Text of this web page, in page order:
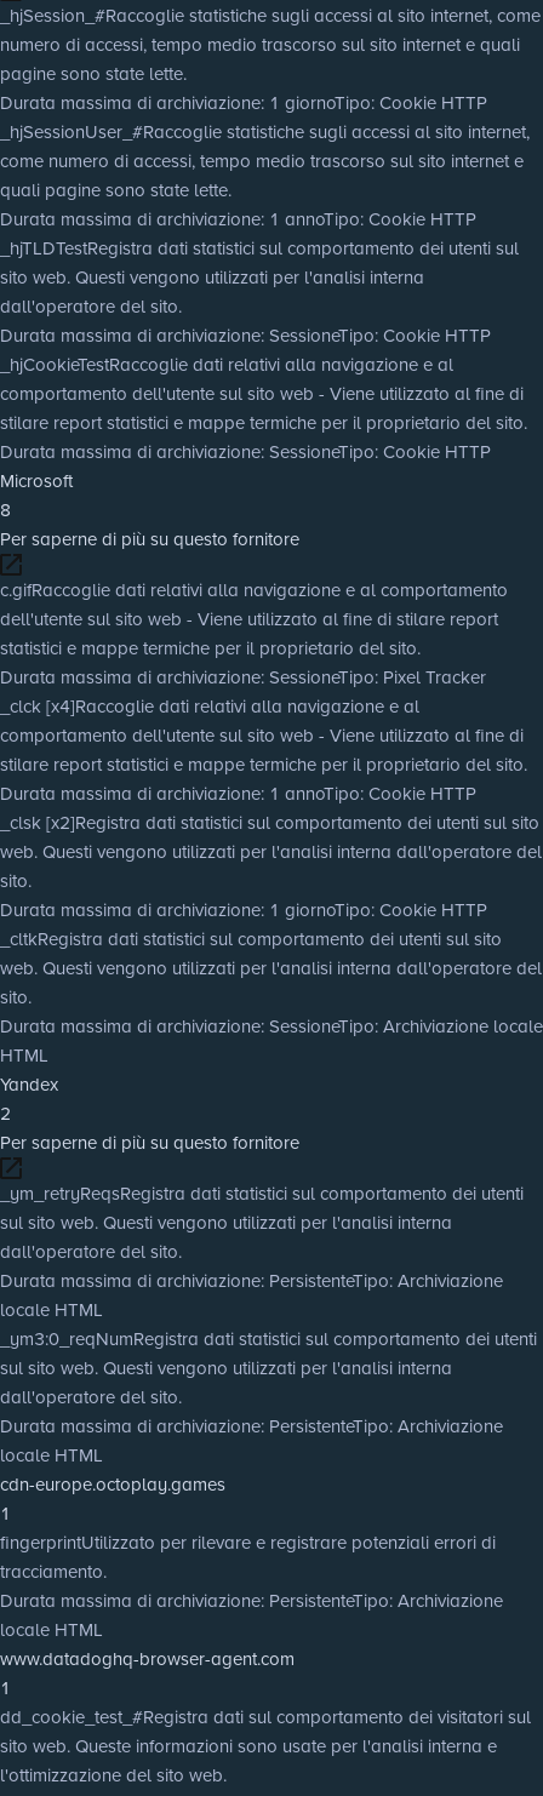
_hjSession_#Raccoglie statistiche sugli accessi al sito internet, come
numero di accessi, tempo medio trascorso sul sito internet e quali
pagine sono state lette.
Durata massima di archiviazione: 1 giornoTipo: Cookie HTTP
_hjSessionUser_#Raccoglie statistiche sugli accessi al sito internet,
come numero di accessi, tempo medio trascorso sul sito internet e
quali pagine sono state lette.
Durata massima di archiviazione: 1 annoTipo: Cookie HTTP
_hjTLDTestRegistra dati statistici sul comportamento dei utenti sul
sito web. Questi vengono utilizzati per l'analisi interna
dall'operatore del sito.
Durata massima di archiviazione: SessioneTipo: Cookie HTTP
_hjCookieTestRaccoglie dati relativi alla navigazione e al
comportamento dell'utente sul sito web - Viene utilizzato al fine di
stilare report statistici e mappe termiche per il proprietario del sito.
Durata massima di archiviazione: SessioneTipo: Cookie HTTP
Microsoft
8
Per saperne di più su questo fornitore
c.gifRaccoglie dati relativi alla navigazione e al comportamento
dell'utente sul sito web - Viene utilizzato al fine di stilare report
statistici e mappe termiche per il proprietario del sito.
Durata massima di archiviazione: SessioneTipo: Pixel Tracker
_clck [x4]Raccoglie dati relativi alla navigazione e al
comportamento dell'utente sul sito web - Viene utilizzato al fine di
stilare report statistici e mappe termiche per il proprietario del sito.
Durata massima di archiviazione: 1 annoTipo: Cookie HTTP
_clsk [x2]Registra dati statistici sul comportamento dei utenti sul sito
web. Questi vengono utilizzati per l'analisi interna dall'operatore del
sito.
Durata massima di archiviazione: 1 giornoTipo: Cookie HTTP
_cltkRegistra dati statistici sul comportamento dei utenti sul sito
web. Questi vengono utilizzati per l'analisi interna dall'operatore del
sito.
Durata massima di archiviazione: SessioneTipo: Archiviazione locale
HTML
Yandex
2
Per saperne di più su questo fornitore
_ym_retryReqsRegistra dati statistici sul comportamento dei utenti
sul sito web. Questi vengono utilizzati per l'analisi interna
dall'operatore del sito.
Durata massima di archiviazione: PersistenteTipo: Archiviazione
locale HTML
_ym3:0_reqNumRegistra dati statistici sul comportamento dei utenti
sul sito web. Questi vengono utilizzati per l'analisi interna
dall'operatore del sito.
Durata massima di archiviazione: PersistenteTipo: Archiviazione
locale HTML
cdn-europe.octoplay.games
1
fingerprintUtilizzato per rilevare e registrare potenziali errori di
tracciamento.
Durata massima di archiviazione: PersistenteTipo: Archiviazione
locale HTML
www.datadoghq-browser-agent.com
1
dd_cookie_test_#Registra dati sul comportamento dei visitatori sul
sito web. Queste informazioni sono usate per l'analisi interna e
l'ottimizzazione del sito web.